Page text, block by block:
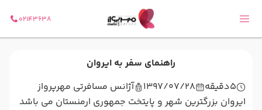
02143638
راهنمای سفر به ایروان
5دقیقه 1397/07/28
آژانس مسافرتی مهرپرواز
ایروان بزرگترین شهر و پایتخت جمهوری ارمنستان می باشد